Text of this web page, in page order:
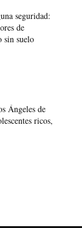
seguridad:
de
sin suelo
Ángeles de
ricos,